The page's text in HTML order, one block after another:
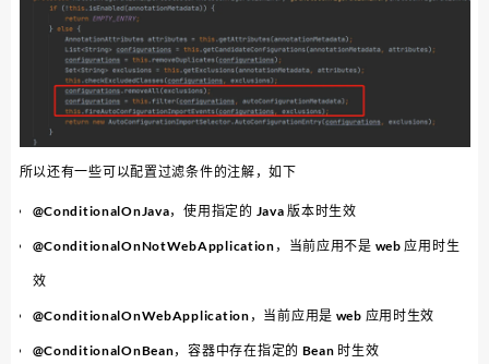
所以还有一些可以配置过滤条件的注解，如下
@ConditionalOnJava，使用指定的 Java 版本时生效
@ConditionalOnNotWebApplication，当前应用不是 web 应用时生
效
@ConditionalOnWebApplication，当前应用是 web 应用时生效
@ConditionalOnBean，容器中存在指定的 Bean 时生效